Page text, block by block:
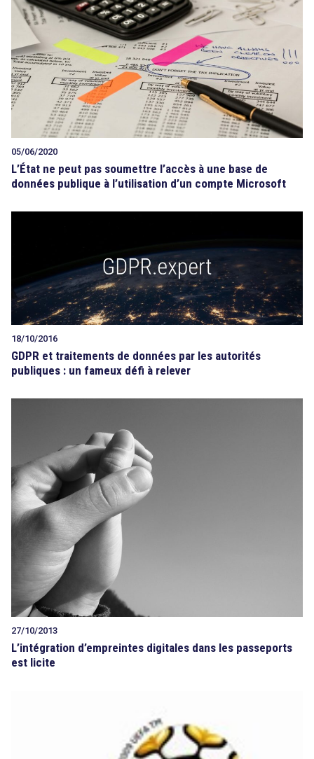
Tout sur le droit de l'innovation
Rechercher
CONTACT
05/06/2020
L’État ne peut pas soumettre l’accès à une base de
données publique à l’utilisation d’un compte Microsoft
18/10/2016
GDPR et traitements de données par les autorités
publiques : un fameux défi à relever
27/10/2013
L’intégration d’empreintes digitales dans les passeports
est licite